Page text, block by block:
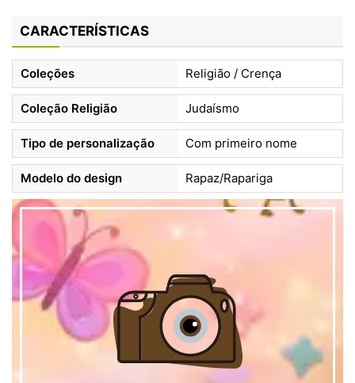
CARACTERÍSTICAS
Coleções Religião / Crença
Coleção Religião Judaísmo
Tipo de personalização Com primeiro nome
Modelo do design Rapaz/Rapariga